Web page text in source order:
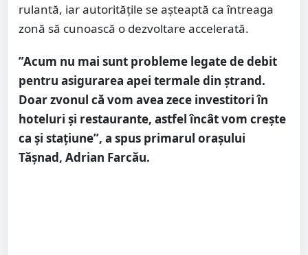
rulantă, iar autoritățile se așteaptă ca întreaga
zonă să cunoască o dezvoltare accelerată.
”Acum nu mai sunt probleme legate de debit
pentru asigurarea apei termale din ștrand.
Doar zvonul că vom avea zece investitori în
hoteluri și restaurante, astfel încât vom crește
ca și stațiune”, a spus primarul orașului
Tășnad, Adrian Farcău.